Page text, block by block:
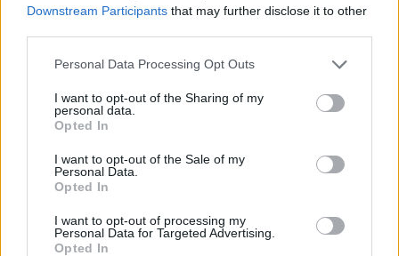
Downstream Participants that may further disclose it to other
Personal Data Processing Opt Outs
I want to opt-out of the Sharing of my
personal data.
Opted In
I want to opt-out of the Sale of my
Personal Data.
Opted In
I want to opt-out of processing my
Personal Data for Targeted Advertising.
Opted In